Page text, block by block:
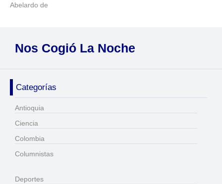
Abelardo de
Nos Cogió La Noche
Categorías
Antioquia
Ciencia
Colombia
Columnistas
Deportes